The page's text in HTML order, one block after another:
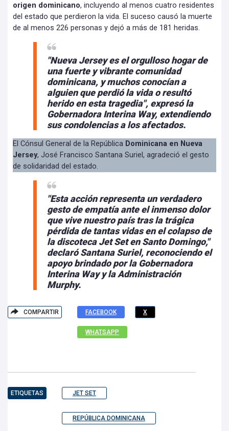
origen dominicano, incluyendo al menos cuatro residentes
del estado que perdieron la vida. El suceso causó la muerte
de al menos 226 personas y dejó a más de 181 heridas.
"Nueva Jersey es el orgulloso hogar de
una fuerte y vibrante comunidad
dominicana, y muchos conocían a
alguien que perdió la vida o resultó
herido en esta tragedia", expresó la
Gobernadora Interina Way, extendiendo
sus condolencias a los afectados.
El Cónsul General de la República Dominicana en Nueva
Jersey, José Francisco Santana Suriel, agradeció el gesto
de solidaridad del estado.
"Esta acción representa un verdadero
gesto de empatía ante el inmenso dolor
que vive nuestro país tras la trágica
pérdida de tantas vidas en el colapso de
la discoteca Jet Set en Santo Domingo,"
declaró Santana Suriel, reconociendo el
apoyo brindado por la Gobernadora
Interina Way y la Administración
Murphy.
COMPARTIR FACEBOOK X
WHATSAPP
ETIQUETAS JET SET
REPÚBLICA DOMINICANA